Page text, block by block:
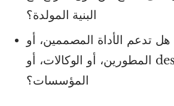
البنية المولدة؟
هل تدعم الأداة المصممين، أو
المطورين، أو الوكالات، أو design ops في
المؤسسات؟